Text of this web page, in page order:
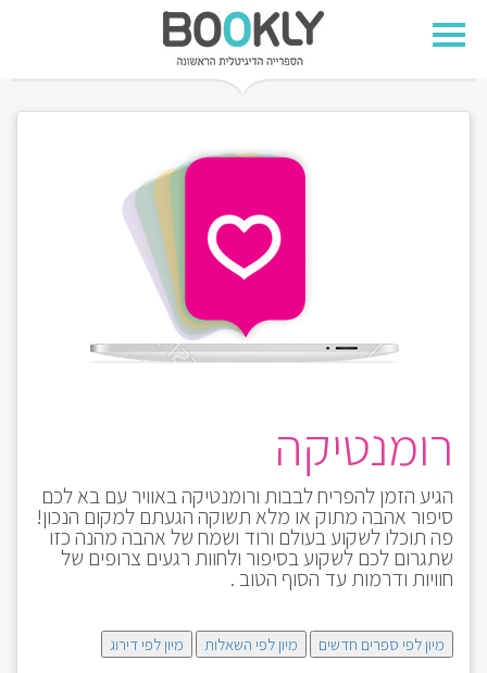
רומנטיקה
הגיע הזמן להפריח לבבות ורומנטיקה באוויר עם בא לכם
סיפור אהבה מתוק או מלא תשוקה הגעתם למקום הנכון!
פה תוכלו לשקוע בעולם ורוד ושמח של אהבה מהנה כזו
שתגרום לכם לשקוע בסיפור ולחוות רגעים צרופים של
חוויות ודרמות עד הסוף הטוב .
מיון לפי ספרים חדשים מיון לפי השאלות מיון לפי דירוג